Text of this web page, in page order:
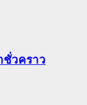
ชั่วคราว